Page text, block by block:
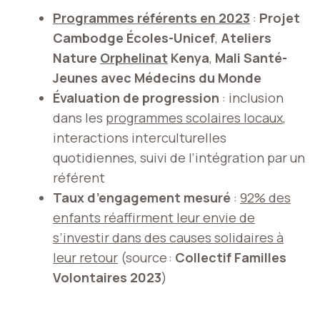
Programmes référents en 2023 : Projet
Cambodge Écoles-Unicef, Ateliers
Nature Orphelinat Kenya, Mali Santé-
Jeunes avec Médecins du Monde
Évaluation de progression : inclusion
dans les programmes scolaires locaux,
interactions interculturelles
quotidiennes, suivi de l’intégration par un
référent
Taux d’engagement mesuré : 92% des
enfants réaffirment leur envie de
s’investir dans des causes solidaires à
leur retour (source : Collectif Familles
Volontaires 2023)